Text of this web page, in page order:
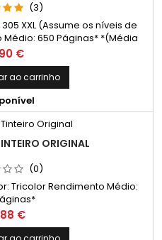
(3)
XXL (Assume os níveis de
650 Páginas* *(Média
e impressão contínua. O
com base no
e noutros factores.)
€
ao carrinho
ORIGINAL
(0)
Tricolor Rendimento Médio:
€